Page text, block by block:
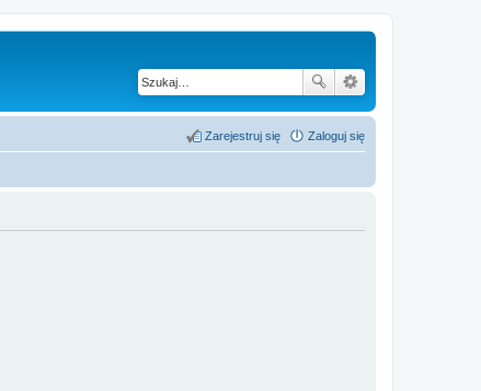
Zaloguj się
Zarejestruj się